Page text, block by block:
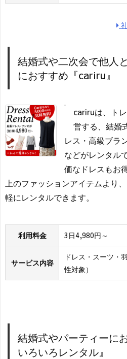
結婚式や二次会で他人
におすすめ『cariru』
cariruは、ト
営する、結婚
レス・高級ブラ
などがレンタル
価なドレスもお
上のファッションアイテムより
軽にレンタルできます。
利用料金 3日4,980円～
サービス内容
ドレス・スーツ・
性対象）
結婚式やパーティーに
いろいろレンタル』